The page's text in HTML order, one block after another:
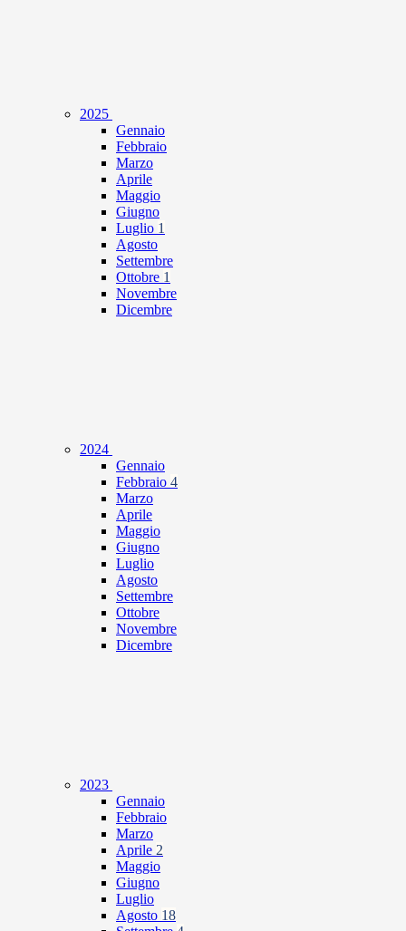
2025
Gennaio
Febbraio
Marzo
Aprile
Maggio
Giugno
Luglio 1
Agosto
Settembre
Ottobre 1
Novembre
Dicembre
2024
Gennaio
Febbraio 4
Marzo
Aprile
Maggio
Giugno
Luglio
Agosto
Settembre
Ottobre
Novembre
Dicembre
2023
Gennaio
Febbraio
Marzo
Aprile 2
Maggio
Giugno
Luglio
Agosto 18